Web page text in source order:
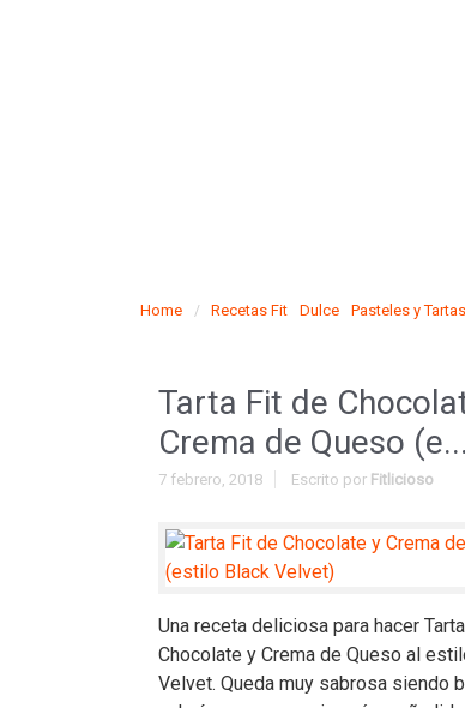
Home Recetas Fit Dulce Pasteles y Tartas
Tarta Fit de
Crema de Queso (e...
7 febrero, 2018 Escrito por Fitlicioso
Una receta deliciosa para hacer
Chocolate y Crema de Queso al
Velvet. Queda muy sabrosa siendo